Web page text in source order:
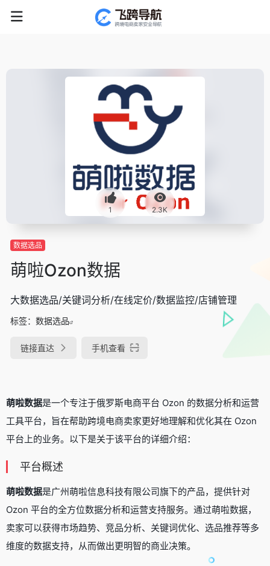
1 2.3K
数据选品
萌啦Ozon数据
大数据选品/关键词分析/在线定价/数据监控/店铺管理
标签： 数据选品
链接直达 手机查看
萌啦数据是一个专注于俄罗斯电商平台 Ozon 的数据分析和运营
工具平台，旨在帮助跨境电商卖家更好地理解和优化其在 Ozon
平台上的业务。以下是关于该平台的详细介绍：
平台概述
萌啦数据是广州萌啦信息科技有限公司旗下的产品，提供针对
Ozon 平台的全方位数据分析和运营支持服务。通过萌啦数据，
卖家可以获得市场趋势、竞品分析、关键词优化、选品推荐等多
维度的数据支持，从而做出更明智的商业决策。